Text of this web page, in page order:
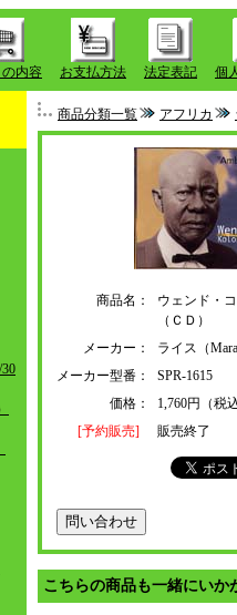
内容 お支払方法 法定表記 個
商品分類一覧 アフリカ
商品名：
ウェンド・
（ＣＤ）
メーカー：
ライス（
メーカー型番：
SPR-1615
価格：
1,760円（税
[予約販売]
販売終了
こちらの商品も一緒にいか